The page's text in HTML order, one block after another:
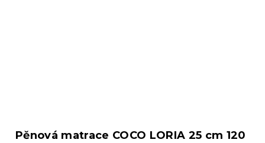
Pěnová matrace COCO LORIA 25 cm 120